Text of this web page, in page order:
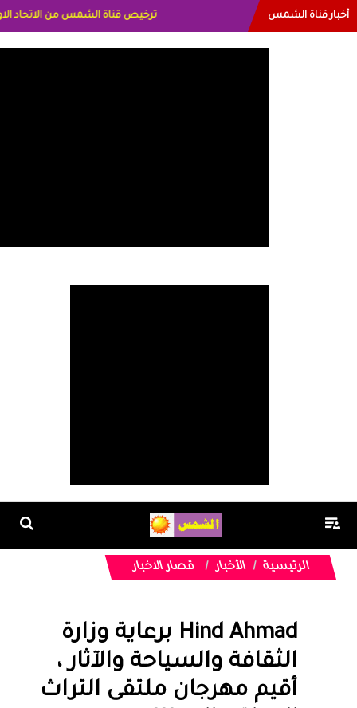
أخبار قناة الشمس
الرئيسية الأخبار قصار الاخبار
Hind Ahmad برعاية وزارة
الثقافة والسياحة والآثار ،
أقيم مهرجان ملتقى التراث